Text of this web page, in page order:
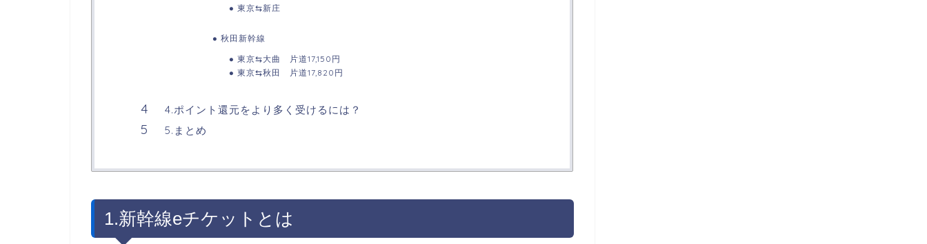
東京⇆新庄
秋田新幹線
東京⇆大曲 片道17,150円
東京⇆秋田 片道17,820円
4.ポイント還元をより多く受けるには？
5.まとめ
1.新幹線eチケットとは